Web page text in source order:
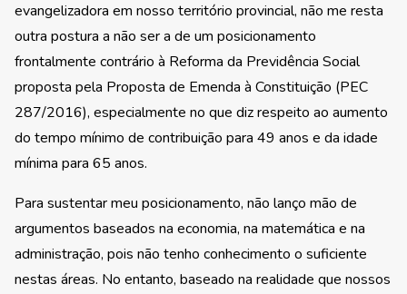
evangelizadora em nosso território provincial, não me resta
outra postura a não ser a de um posicionamento
frontalmente contrário à Reforma da Previdência Social
proposta pela Proposta de Emenda à Constituição (PEC
287/2016), especialmente no que diz respeito ao aumento
do tempo mínimo de contribuição para 49 anos e da idade
mínima para 65 anos.
Para sustentar meu posicionamento, não lanço mão de
argumentos baseados na economia, na matemática e na
administração, pois não tenho conhecimento o suficiente
nestas áreas. No entanto, baseado na realidade que nossos